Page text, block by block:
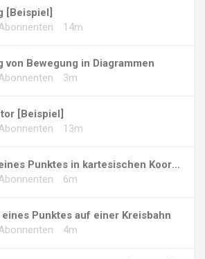
[Beispiel]
14m
von Bewegung in Diagrammen
3m
[Beispiel]
13m
Kinematik eines Punktes in kartesischen Koord...
6m
Punktes auf einer Kreisbahn
4m